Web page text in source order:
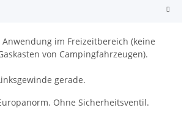
im Freizeitbereich (keine
von Campingfahrzeugen).
gerade.
Ohne Sicherheitsventil.